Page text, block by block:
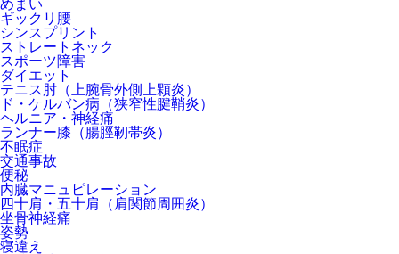
めまい
ギックリ腰
シンスプリント
ストレートネック
スポーツ障害
ダイエット
テニス肘（上腕骨外側上顆炎）
ド・ケルバン病（狭窄性腱鞘炎）
ヘルニア・神経痛
ランナー膝（腸脛靭帯炎）
不眠症
交通事故
便秘
内臓マニュピレーション
四十肩・五十肩（肩関節周囲炎）
坐骨神経痛
姿勢
寝違え